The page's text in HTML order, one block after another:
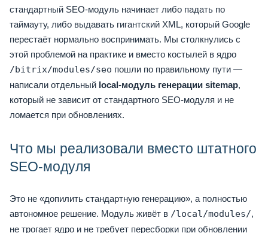
стандартный SEO-модуль начинает либо падать по
таймауту, либо выдавать гигантский XML, который Google
перестаёт нормально воспринимать. Мы столкнулись с
этой проблемой на практике и вместо костылей в ядро
/bitrix/modules/seo пошли по правильному пути —
написали отдельный local-модуль генерации sitemap,
который не зависит от стандартного SEO-модуля и не
ломается при обновлениях.
Что мы реализовали вместо штатного
SEO-модуля
Это не «допилить стандартную генерацию», а полностью
автономное решение. Модуль живёт в /local/modules/,
не трогает ядро и не требует пересборки при обновлении